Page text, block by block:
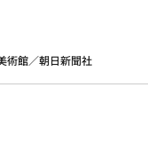
術館／朝日新聞社